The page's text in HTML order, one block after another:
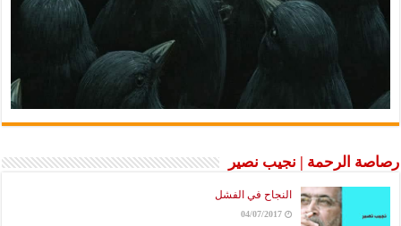
رصاصة الرحمة | نجيب نصير
النجاح في الفشل
04/07/2017